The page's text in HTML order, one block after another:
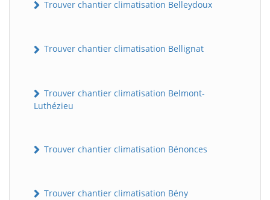
Trouver chantier climatisation Belleydoux
Trouver chantier climatisation Bellignat
Trouver chantier climatisation Belmont-
Luthézieu
Trouver chantier climatisation Bénonces
Trouver chantier climatisation Bény